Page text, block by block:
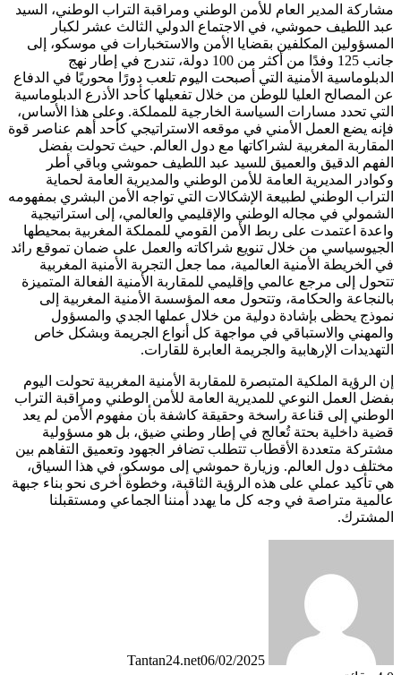
مشاركة المدير العام للأمن الوطني ومراقبة التراب الوطني، السيد
عبد اللطيف حموشي، في الاجتماع الدولي الثالث عشر لكبار
المسؤولين المكلفين بقضايا الأمن والاستخبارات في موسكو، إلى
جانب 125 وفدًا من أكثر من 100 دولة، تندرج في إطار نهج
الدبلوماسية الأمنية التي أصبحت اليوم تلعب دورًا محوريًا في الدفاع
عن المصالح العليا للوطن من خلال تفعيلها كأحد الأذرع الدبلوماسية
التي تحدد مسارات السياسة الخارجية للمملكة. وعلى هذا الأساس،
فإنه يضع العمل الأمني في موقعه الاستراتيجي كأحد أهم عناصر قوة
المقاربة المغربية لشراكاتها مع دول العالم. حيث تحولت بفضل
الفهم الدقيق والعميق للسيد عبد اللطيف حموشي وباقي أطر
وكوادر المديرية العامة للأمن الوطني والمديرية العامة لحماية
التراب الوطني لطبيعة الإشكالات التي تواجه الأمن البشري بمفهومه
الشمولي في مجاله الوطني والإقليمي والعالمي، إلى استراتيجية
واعدة اعتمدت على ربط الأمن القومي للمملكة المغربية بمحيطها
الجيوسياسي من خلال تنويع شراكاته والعمل على ضمان تموقع رائد
في الخريطة الأمنية العالمية، مما جعل التجربة الأمنية المغربية
تتحول إلى مرجع عالمي وإقليمي للمقاربة الأمنية الفعالة المتميزة
بالنجاعة والحكامة، وتتحول معه المؤسسة الأمنية المغربية إلى
نموذج يحظى بإشادة دولية من خلال عملها الجدي والمسؤول
والمهني والاستباقي في مواجهة كل أنواع الجريمة وبشكل خاص
التهديدات الإرهابية والجريمة العابرة للقارات.
إن الرؤية الملكية المتبصرة للمقاربة الأمنية المغربية تحولت اليوم
بفضل العمل النوعي للمديرية العامة للأمن الوطني ومراقبة التراب
الوطني إلى قناعة راسخة وحقيقة كاشفة بأن مفهوم الأمن لم يعد
قضية داخلية بحتة تُعالج في إطار وطني ضيق، بل هو مسؤولية
مشتركة متعددة الأقطاب تتطلب تضافر الجهود وتعميق التفاهم بين
مختلف دول العالم. وزيارة حموشي إلى موسكو، في هذا السياق،
هي تأكيد عملي على هذه الرؤية الثاقبة، وخطوة أخرى نحو بناء جبهة
عالمية متراصة في وجه كل ما يهدد أمننا الجماعي ومستقبلنا
المشترك.
Tantan24.net06/02/2025